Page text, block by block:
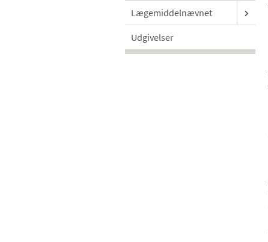
Lægemiddelnævnet
Udgivelser